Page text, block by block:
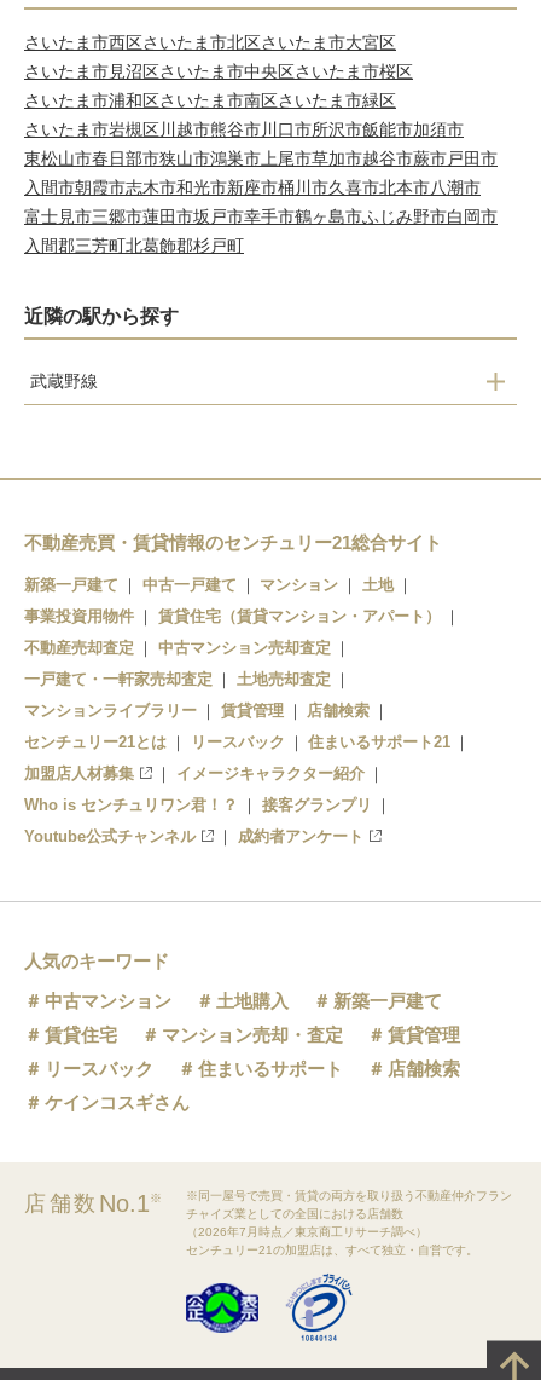
さいたま市西区さいたま市北区さいたま市大宮区
さいたま市見沼区さいたま市中央区さいたま市桜区
さいたま市浦和区さいたま市南区さいたま市緑区
さいたま市岩槻区川越市熊谷市川口市所沢市飯能市加須市
東松山市春日部市狭山市鴻巣市 上尾市草加市越谷市蕨市戸田市
入間市朝霞市志木市和光市新座市桶川市久喜市北本市八潮市
富士見市三郷市蓮田市坂戸市幸手市鶴ヶ島市ふじみ野市白岡市
入間郡三芳町北葛飾郡杉戸町
近隣の駅から探す
武蔵野線
吉川美南駅
不動産売買・賃貸情報のセンチュリー21総合サイト
新築一戸建て 中古一戸建て マンション
土地
事業投資用物件
賃貸住宅（賃貸マンション・アパート）
不動産売却査定
中古マンション売却査定
一戸建て・一軒家売却査定
土地売却査定
マンションライブラリー
賃貸管理
店舗検索
センチュリー21とは
リースバック
住まいるサポート21
加盟店人材募集
イメージキャラクター紹介
Who is センチュリワン君！？
接客グランプリ
Youtube公式チャンネル
成約者アンケート
人気のキーワード
中古マンション
土地購入
新築一戸建て
賃貸住宅
マンション売却・査定
賃貸管理
リースバック
住まいるサポート
店舗検索
ケインコスギさん
店舗数 No.1※
※同一屋号で売買・賃貸の両方を取り扱う不動産仲介フラン
チャイズ業としての全国における店舗数
（2026年7月時点／東京商工リサーチ調べ）
センチュリー21の加盟店は、すべて独立・自営です。